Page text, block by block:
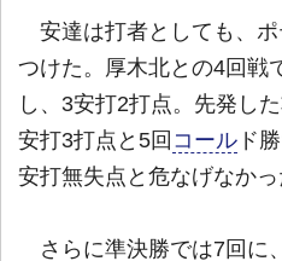
安達は打者としても、
つけた。厚木北との4回戦
し、3安打2打点。先発し
安打3打点と5回 コール ド
安打無失点と危なげなかっ
さらに準決勝では7回に